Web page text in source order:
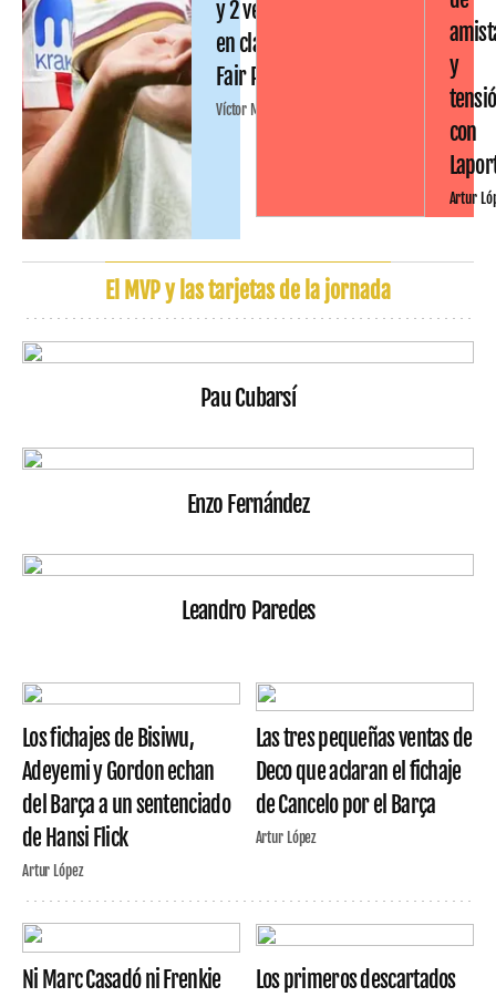
y 2 ventas
en clave
Fair Play
Víctor Malo
y
con
Artur
El MVP y las tarjetas de la jornada
Pau Cubarsí
Enzo Fernández
Leandro Paredes
Los fichajes de Bisiwu,
Adeyemi y Gordon echan
del Barça a un sentenciado
de Hansi Flick
Artur López
Las tres pequeñas ventas de
Deco que aclaran el fichaje
de Cancelo por el Barça
Artur López
Ni Marc Casadó ni Frenkie
Los primeros descartados